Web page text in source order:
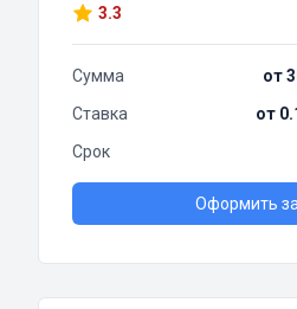
3.3
Сумма
от
Ставка
от
Срок
Оформить